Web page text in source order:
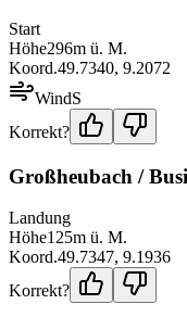
Start
Höhe296m ü. M.
Koord.49.7340, 9.2072
WindS
Korrekt?
Großheubach /
Landung
Höhe125m ü. M.
Koord.49.7347, 9.1936
Korrekt?